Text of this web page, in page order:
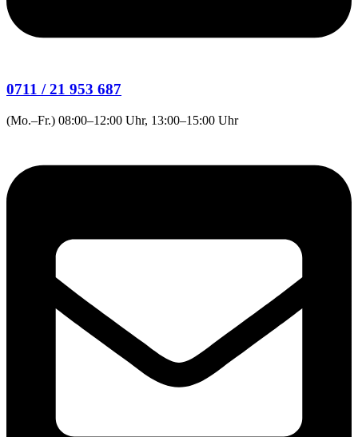
0711 / 21 953 687
(Mo.–Fr.) 08:00–12:00 Uhr, 13:00–15:00 Uhr